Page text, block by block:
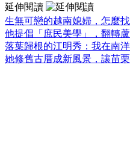
延伸閱讀
生無可戀的越南媳婦，怎麼
他提倡「庶民美學」，翻轉
落葉歸根的江明秀：我在南
她修舊古厝成新風景，讓苗